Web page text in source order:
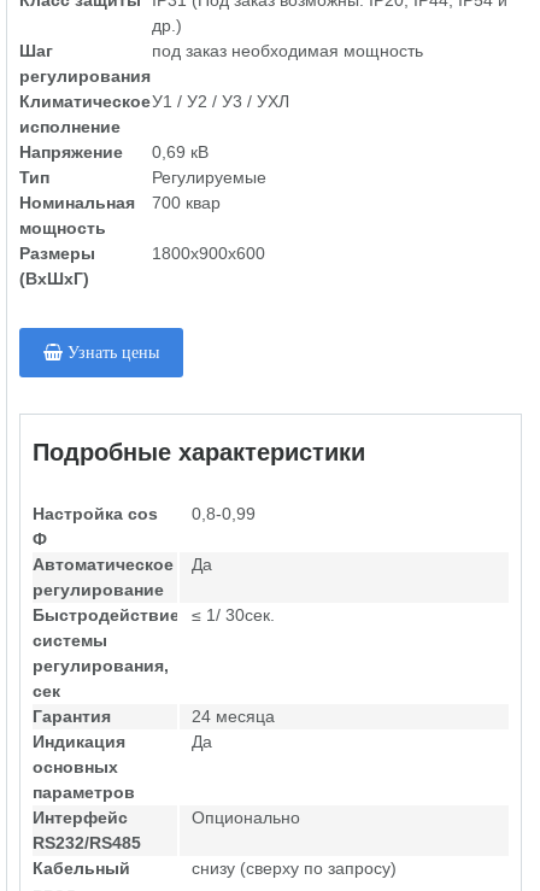
др.)
Шаг
регулирования
под заказ необходимая мощность
Климатическое
исполнение
У1 / У2 / У3 / УХЛ
Напряжение
0,69 кВ
Тип
Регулируемые
Номинальная
мощность
700 квар
Размеры
(ВхШхГ)
1800х900х600
Узнать цены
Подробные характеристики
Настройка cos
Ф
0,8-0,99
Автоматическое
регулирование
Да
Быстродействие
системы
регулирования,
сек
≤ 1/ 30сек.
Гарантия
24 месяца
Индикация
основных
параметров
Да
Интерфейс
RS232/RS485
Опционально
Кабельный
снизу (сверху по запросу)